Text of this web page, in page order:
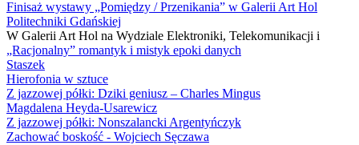
Finisaż wystawy „Pomiędzy / Przenikania” w Galerii Art Hol
Politechniki Gdańskiej
W Galerii Art Hol na Wydziale Elektroniki, Telekomunikacji i
„Racjonalny” romantyk i mistyk epoki danych
Staszek
Hierofonia w sztuce
Z jazzowej półki: Dziki geniusz – Charles Mingus
Magdalena Heyda-Usarewicz
Z jazzowej półki: Nonszalancki Argentyńczyk
Zachować boskość - Wojciech Sęczawa